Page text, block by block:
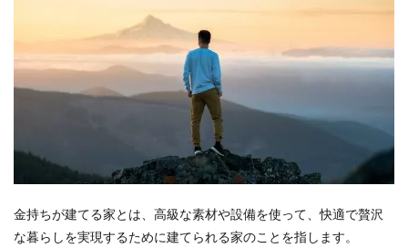
は3
設計
2.2
施工
金持ちが建てる家とは、高級な素材や設備を使って、快適で贅沢
な暮らしを実現するために建てられる家のことを指します。